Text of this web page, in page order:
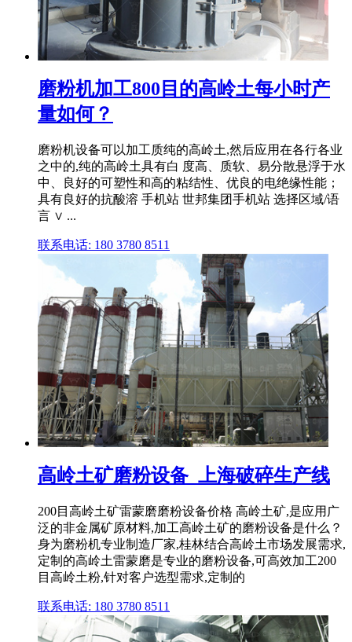
磨粉机加工800目的高岭土每小时产
量如何？
磨粉机设备可以加工质纯的高岭土,然后应用在各行各业
之中的,纯的高岭土具有白 度高、质软、易分散悬浮于水
中、良好的可塑性和高的粘结性、优良的电绝缘性能；
具有良好的抗酸溶 手机站 世邦集团手机站 选择区域/语
言 ∨ ...
联系电话: 180 3780 8511
高岭土矿磨粉设备_上海破碎生产线
200目高岭土矿雷蒙磨磨粉设备价格 高岭土矿,是应用广
泛的非金属矿原材料,加工高岭土矿的磨粉设备是什么？
身为磨粉机专业制造厂家,桂林结合高岭土市场发展需求,
定制的高岭土雷蒙磨是专业的磨粉设备,可高效加工200
目高岭土粉,针对客户选型需求,定制的
联系电话: 180 3780 8511